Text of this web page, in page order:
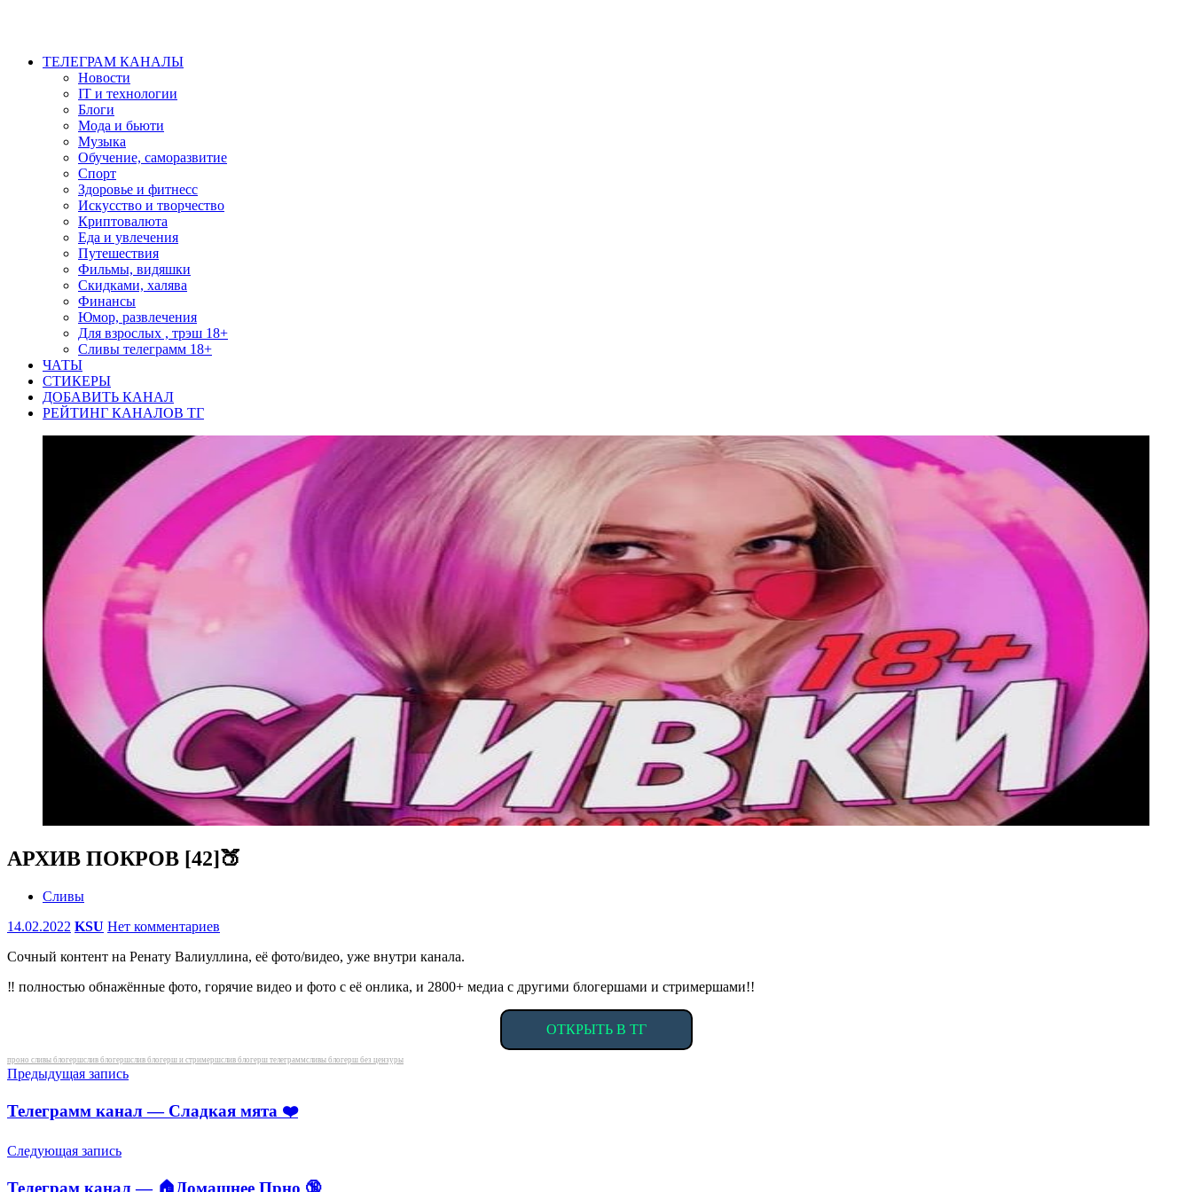
ТЕЛЕГРАМ КАНАЛЫ
Новости
IT и технологии
Блоги
Мода и бьюти
Музыка
Обучение, саморазвитие
Спорт
Здоровье и фитнесс
Искусство и творчество
Криптовалюта
Еда и увлечения
Путешествия
Фильмы, видяшки
Скидками, халява
Финансы
Юмор, развлечения
Для взрослых , трэш 18+
Сливы телеграмм 18+
ЧАТЫ
СТИКЕРЫ
ДОБАВИТЬ КАНАЛ
РЕЙТИНГ КАНАЛОВ ТГ
АРХИВ ПОКРОВ [42]🍑
Сливы
14.02.2022 KSU Нет комментариев
Сочный контент на Ренату Валиуллина, её фото/видео, уже внутри канала.
‼️ полностью обнажённые фото, горячие видео и фото с её онлика, и 2800+ медиа с другими блогершами и стримершами!!
ОТКРЫТЬ В ТГ
Метки
проно сливы блогершслив блогершслив блогерш и стримершслив блогерш телеграммсливы блогерш без цензуры
Навигация
по
записям
Предыдущая запись
Телеграмм канал — Сладкая мята ❤️
Следующая запись
Телеграм канал — 🏠Домашнее Прно 🔞